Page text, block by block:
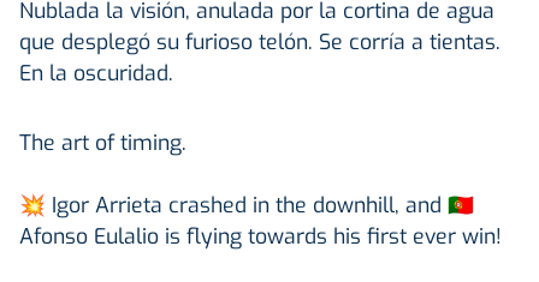
Nublada la visión, anulada por la cortina de agua
que desplegó su furioso telón. Se corría a tientas.
En la oscuridad.
The art of timing.
💥 Igor Arrieta crashed in the downhill, and 🇵🇹
Afonso Eulalio is flying towards his first ever win!